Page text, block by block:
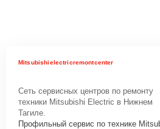
Mitsubishielectricremontcenter
Сеть сервисных центров по ремонту
техники Mitsubishi Electric в Нижнем
Тагиле.
Профильный сервис по технике